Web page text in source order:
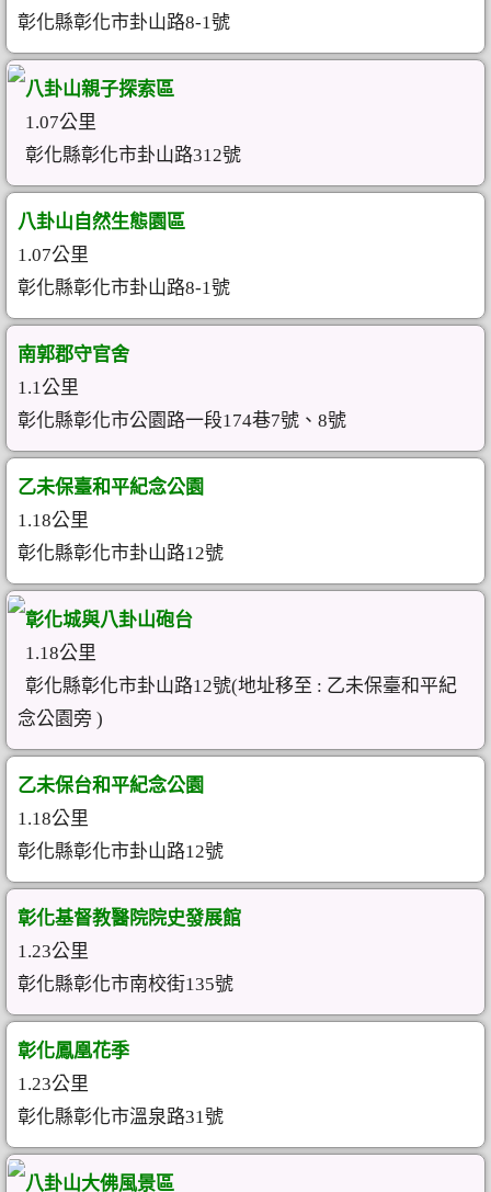
彰化縣彰化市卦山路8-1號
八卦山親子探索區
1.07公里
彰化縣彰化市卦山路312號
八卦山自然生態園區
1.07公里
彰化縣彰化市卦山路8-1號
南郭郡守官舍
1.1公里
彰化縣彰化市公園路一段174巷7號、8號
乙未保臺和平紀念公園
1.18公里
彰化縣彰化市卦山路12號
彰化城與八卦山砲台
1.18公里
彰化縣彰化市卦山路12號(地址移至 : 乙未保臺和平紀
念公園旁 )
乙未保台和平紀念公園
1.18公里
彰化縣彰化市卦山路12號
彰化基督教醫院院史發展館
1.23公里
彰化縣彰化市南校街135號
彰化鳳凰花季
1.23公里
彰化縣彰化市溫泉路31號
八卦山大佛風景區